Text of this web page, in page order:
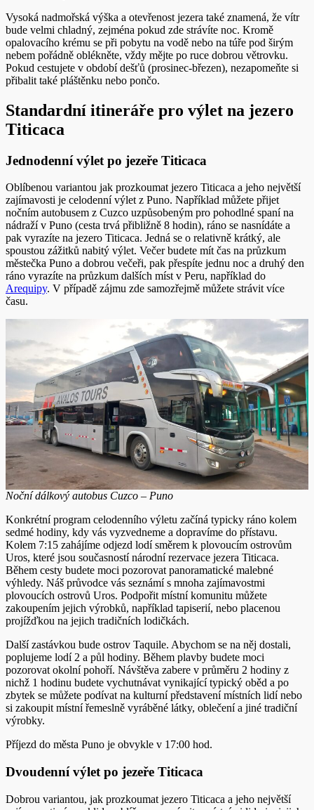
Vysoká nadmořská výška a otevřenost jezera také znamená, že vítr
bude velmi chladný, zejména pokud zde strávíte noc. Kromě
opalovacího krému se při pobytu na vodě nebo na túře pod širým
nebem pořádně oblékněte, vždy mějte po ruce dobrou větrovku.
Pokud cestujete v období dešťů (prosinec-březen), nezapomeňte si
přibalit také pláštěnku nebo pončo.
Standardní itineráře pro výlet na jezero
Titicaca
Jednodenní výlet po jezeře Titicaca
Oblíbenou variantou jak prozkoumat jezero Titicaca a jeho největší
zajímavosti je celodenní výlet z Puno. Například můžete přijet
nočním autobusem z Cuzco uzpůsobeným pro pohodlné spaní na
nádraží v Puno (cesta trvá přibližně 8 hodin), ráno se nasnídáte a
pak vyrazíte na jezero Titicaca. Jedná se o relativně krátký, ale
spoustou zážitků nabitý výlet. Večer budete mít čas na průzkum
městečka Puno a dobrou večeři, pak přespíte jednu noc a druhý den
ráno vyrazíte na průzkum dalších míst v Peru, například do
Arequipy. V případě zájmu zde samozřejmě můžete strávit více
času.
Noční dálkový autobus Cuzco – Puno
Konkrétní program celodenního výletu začíná typicky ráno kolem
sedmé hodiny, kdy vás vyzvedneme a dopravíme do přístavu.
Kolem 7:15 zahájíme odjezd lodí směrem k plovoucím ostrovům
Uros, které jsou současností národní rezervace jezera Titicaca.
Během cesty budete moci pozorovat panoramatické malebné
výhledy. Náš průvodce vás seznámí s mnoha zajímavostmi
plovoucích ostrovů Uros. Podpořit místní komunitu můžete
zakoupením jejich výrobků, například tapiserií, nebo placenou
projížďkou na jejich tradičních lodičkách.
Další zastávkou bude ostrov Taquile. Abychom se na něj dostali,
poplujeme lodí 2 a půl hodiny. Během plavby budete moci
pozorovat okolní pohoří. Návštěva zabere v průměru 2 hodiny z
nichž 1 hodinu budete vychutnávat vynikající typický oběd a po
zbytek se můžete podívat na kulturní představení místních lidí nebo
si zakoupit místní řemeslně vyráběné látky, oblečení a jiné tradiční
výrobky.
Příjezd do města Puno je obvykle v 17:00 hod.
Dvoudenní výlet po jezeře Titicaca
Dobrou variantou, jak prozkoumat jezero Titicaca a jeho největší